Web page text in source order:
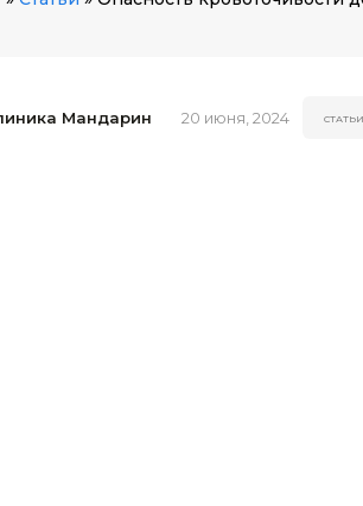
Мандарин 20 июня, 2024 СТАТЬИ